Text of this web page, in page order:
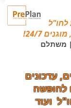
לחו"ל
24/7!
משתלם
עדכונים
לחופשה
ועוד